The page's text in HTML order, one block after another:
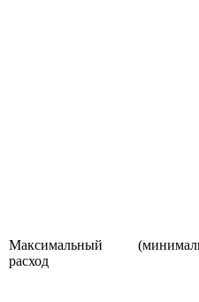
Максимальный
расход